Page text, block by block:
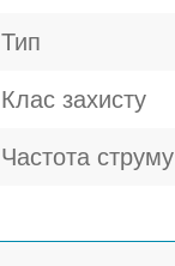
Тип
Клас захисту
Частота струму